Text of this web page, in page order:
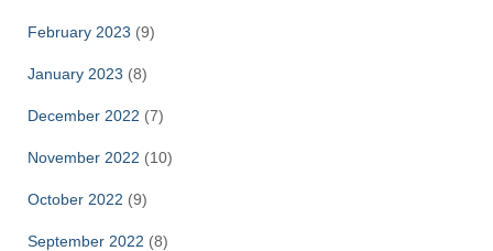
February 2023 (9)
January 2023 (8)
December 2022 (7)
November 2022 (10)
October 2022 (9)
September 2022 (8)